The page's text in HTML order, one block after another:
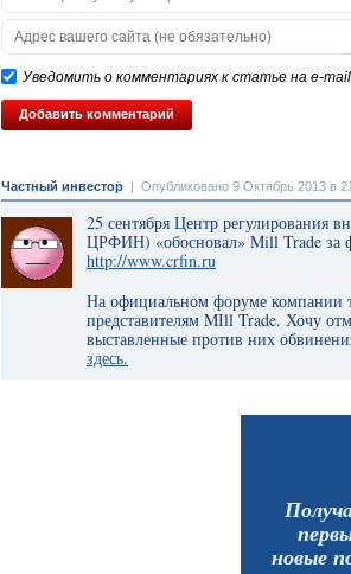
Уведомить о комментариях к статье на e-mail
Частный инвестор Опубликовано 9 Октябрь 2013 в
25 сентября Центр регулирования
ЦРФИН) «обосновал» Mill Trade за
http://www.crfin.ru
На официальном форуме компании
представителям MIll Trade. Хочу
выставленные против них
здесь.
новые